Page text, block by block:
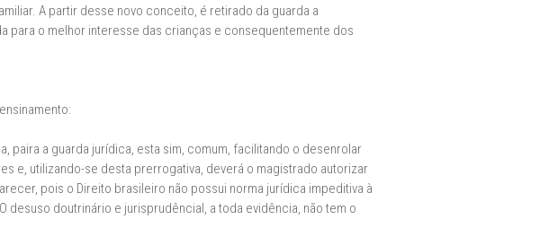
A partir desse novo conceito, é retirado da guarda a
para o melhor interesse das crianças e consequentemente dos
paira a guarda jurídica, esta sim, comum, facilitando o desenrolar
e, utilizando-se desta prerrogativa, deverá o magistrado autorizar
pois o Direito brasileiro não possui norma jurídica impeditiva à
doutrinário e jurisprudêncial, a toda evidência, não tem o